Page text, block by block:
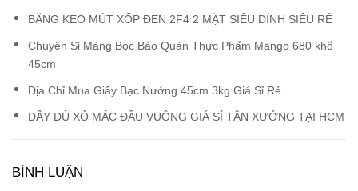
BĂNG KEO MÚT XỐP ĐEN 2F4 2 MẶT SIÊU DÍNH SIÊU RẺ
Chuyên Sỉ Màng Bọc Bảo Quản Thực Phẩm Mango 680 khổ
45cm
Địa Chỉ Mua Giấy Bạc Nướng 45cm 3kg Giá Sỉ Rẻ
DÂY DÙ XỎ MÁC ĐẦU VUÔNG GIÁ SỈ TẬN XƯỞNG TẠI HCM
BÌNH LUẬN